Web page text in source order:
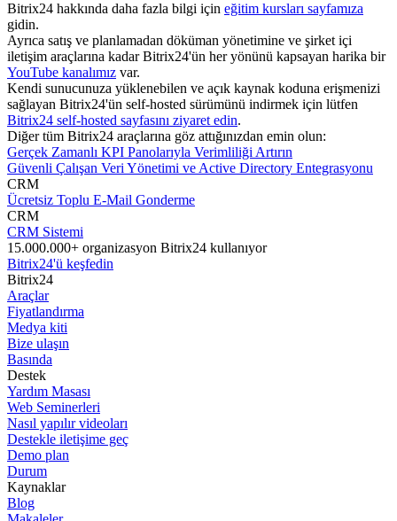
Bitrix24 hakkında daha fazla bilgi için eğitim kursları sayfamıza
gidin.
Ayrıca satış ve planlamadan döküman yönetimine ve şirket içi
iletişim araçlarına kadar Bitrix24'ün her yönünü kapsayan harika bir
YouTube kanalımız var.
Kendi sunucunuza yüklenebilen ve açık kaynak koduna erişmenizi
sağlayan Bitrix24'ün self-hosted sürümünü indirmek için lütfen
Bitrix24 self-hosted sayfasını ziyaret edin.
Diğer tüm Bitrix24 araçlarına göz attığınızdan emin olun:
Gerçek Zamanlı KPI Panolarıyla Verimliliği Artırın
Güvenli Çalışan Veri Yönetimi ve Active Directory Entegrasyonu
CRM
Ücretsiz Toplu E-Mail Gonderme
CRM
CRM Sistemi
15.000.000+ organizasyon Bitrix24 kullanıyor
Bitrix24'ü keşfedin
Bitrix24
Araçlar
Fiyatlandırma
Medya kiti
Bize ulaşın
Basında
Destek
Yardım Masası
Web Seminerleri
Nasıl yapılır videoları
Destekle iletişime geç
Demo plan
Durum
Kaynaklar
Blog